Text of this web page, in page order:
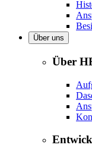
Über uns
Über